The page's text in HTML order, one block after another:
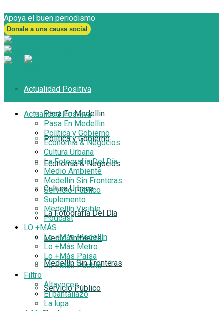
Apoya el buen periodismo
Donale a una causa social
Actualidad Positiva
Pasa En Medellin
Política y Gobierno
Economía & Negocios
Cultura Urbana
La Fotografía Del Día
Medio Ambiente
Medellín Sin Fronteras
Servicio Público
Actualidad Positiva
Pasa En Medellin
Política y Gobierno
Economía & Negocios
Cultura Urbana
La Fotografía Del Día
Medio Ambiente
Medellín Sin Fronteras
Servicio Público
Suplemento
Medellín Visible
Podcast
LO +MÁS
Lo +Más Medellín
Lo +Más Metro
Lo +Más Paisa
Lo +Más Pueblo
Filtro
Altavoces
El pantallazo
La lupa